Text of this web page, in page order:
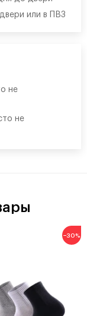
или в ПВЗ
не
не
−30%